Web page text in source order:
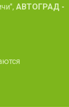
АВТОГРАД -